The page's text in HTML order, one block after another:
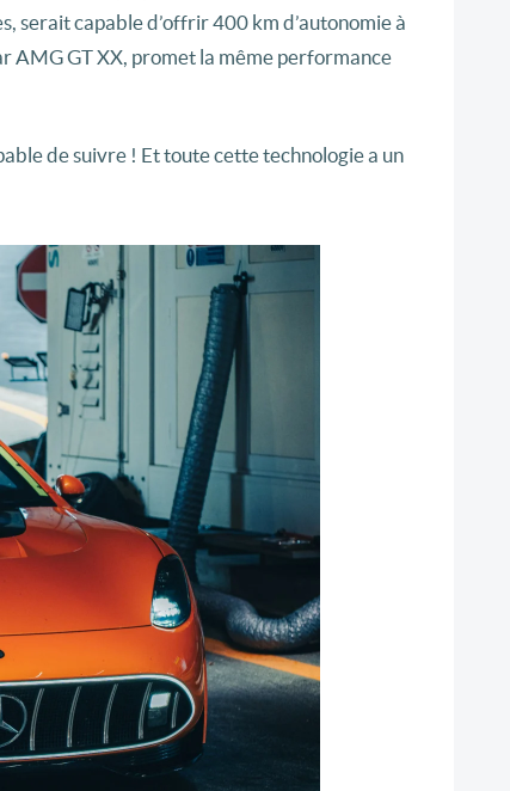
serait capable d’offrir 400 km d’autonomie à
AMG GT XX, promet la même performance
de suivre ! Et toute cette technologie a un